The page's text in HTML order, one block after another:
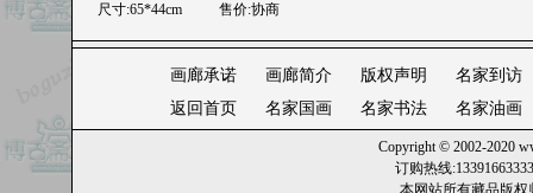
尺寸:65*44cm
售价:协商
画廊承诺 画廊简介 版权声明
名家到访
返回首页
名家国画 名家书法 名家油画
Copyright © 2002-2020
订购热线
本网站所有藏品版